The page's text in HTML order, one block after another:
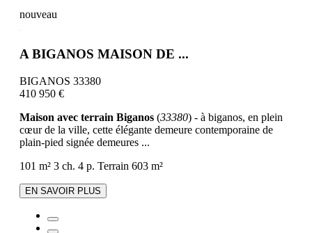
nouveau
A BIGANOS MAISON DE ...
BIGANOS 33380
410 950 €
Maison avec terrain Biganos (33380) - à biganos, en plein
cœur de la ville, cette élégante demeure contemporaine de
plain-pied signée demeures ...
101 m² 3 ch. 4 p. Terrain 603 m²
EN SAVOIR PLUS